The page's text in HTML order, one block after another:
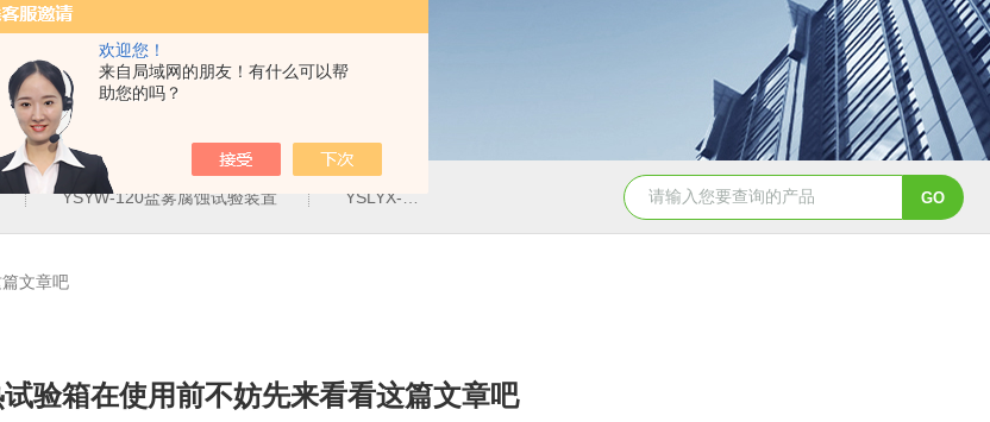
欢迎您！
来自局域网的朋友！有什么可以帮
助您的吗？
YSYW-120盐雾腐蚀试验装置 YSLYX-010防水试验设备 YSCYS-010臭氧老化试验设备
文章吧
验箱在使用前不妨先来看看这篇文章吧